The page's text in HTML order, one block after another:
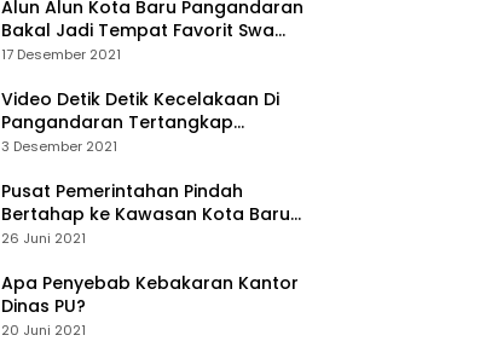
Alun Alun Kota Baru Pangandaran
Bakal Jadi Tempat Favorit Swa
Foto Selfie
17 Desember 2021
Video Detik Detik Kecelakaan Di
Pangandaran Tertangkap
Kamera Handphone
3 Desember 2021
Pusat Pemerintahan Pindah
Bertahap ke Kawasan Kota Baru
Pangandaran
26 Juni 2021
Apa Penyebab Kebakaran Kantor
Dinas PU?
20 Juni 2021